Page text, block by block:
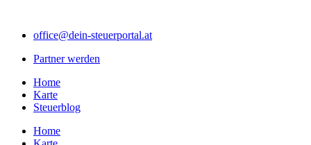
springenoffice@dein-steuerportal.at
Partner werden
Home
Karte
Steuerblog
Home